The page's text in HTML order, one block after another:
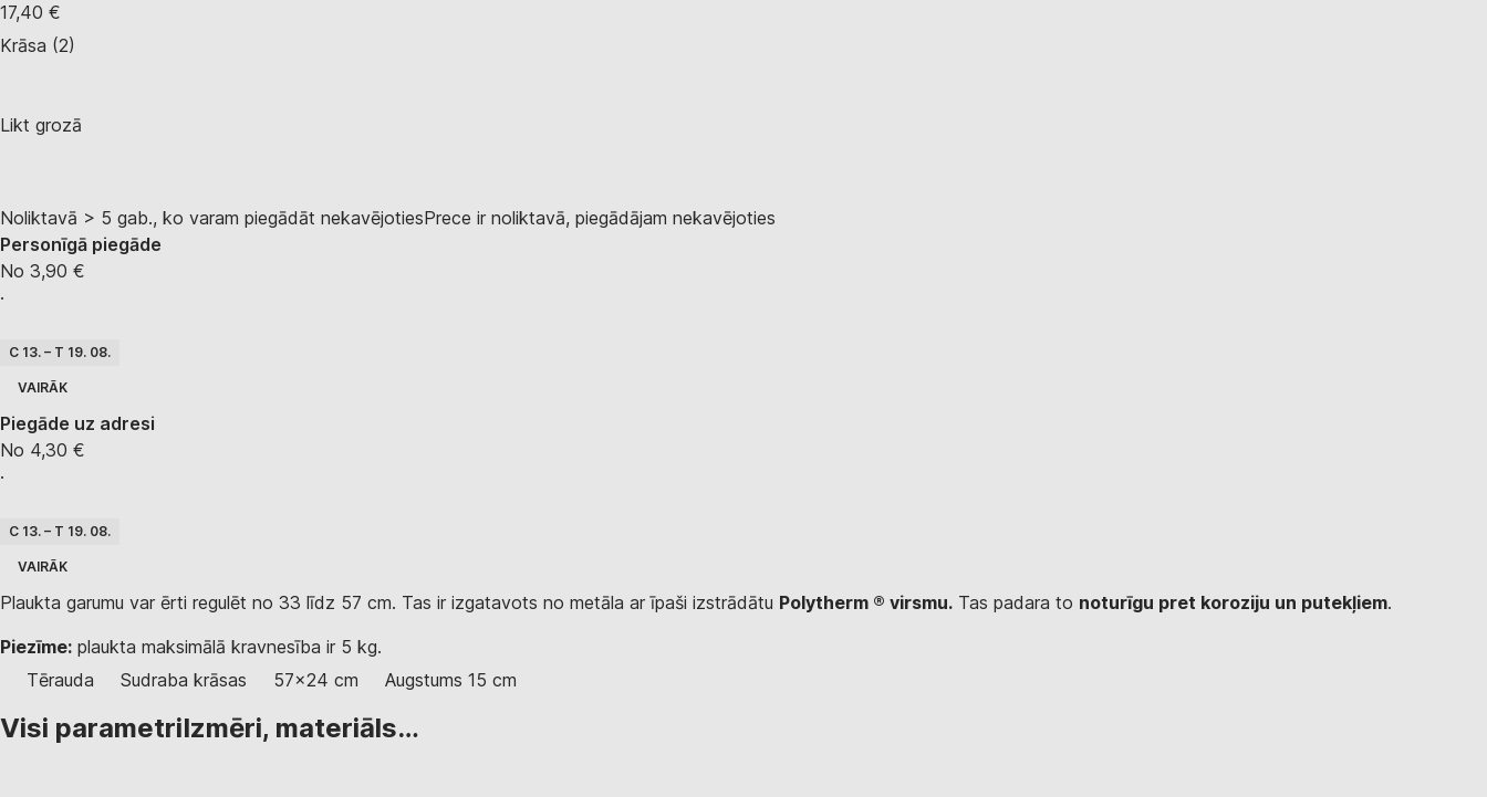
17,40 €
Krāsa (2)
Likt grozā
Noliktavā > 5 gab., ko varam piegādāt nekavējotiesPrece ir noliktavā, piegādājam nekavējoties
Personīgā piegāde
No 3,90 €
·
C 13. – T 19. 08.
VAIRĀK
Piegāde uz adresi
No 4,30 €
·
C 13. – T 19. 08.
VAIRĀK
Plaukta garumu var ērti regulēt no 33 līdz 57 cm. Tas ir izgatavots no metāla ar īpaši izstrādātu Polytherm ® virsmu. Tas padara to noturīgu pret koroziju un putekļiem.
Piezīme: plaukta maksimālā kravnesība ir 5 kg.
Tērauda
Sudraba krāsas 57x24 cm Augstums 15 cm
Visi parametriIzmēri, materiāls…